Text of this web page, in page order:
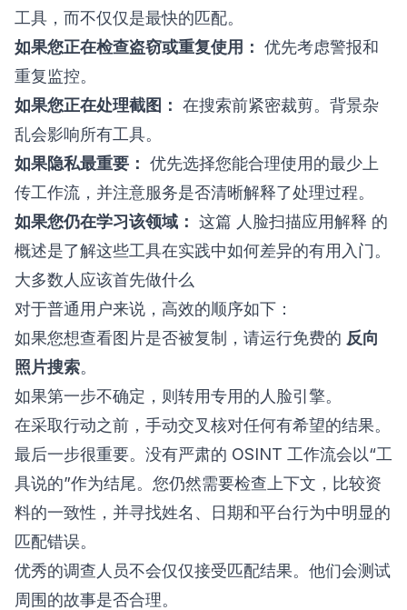
工具，而不仅仅是最快的匹配。
如果您正在检查盗窃或重复使用： 优先考虑警报和
重复监控。
如果您正在处理截图： 在搜索前紧密裁剪。背景杂
乱会影响所有工具。
如果隐私最重要： 优先选择您能合理使用的最少上
传工作流，并注意服务是否清晰解释了处理过程。
如果您仍在学习该领域： 这篇 人脸扫描应用解释 的
概述是了解这些工具在实践中如何差异的有用入门。
大多数人应该首先做什么
对于普通用户来说，高效的顺序如下：
如果您想查看图片是否被复制，请运行免费的 反向
照片搜索。
如果第一步不确定，则转用专用的人脸引擎。
在采取行动之前，手动交叉核对任何有希望的结果。
最后一步很重要。没有严肃的 OSINT 工作流会以“工
具说的”作为结尾。您仍然需要检查上下文，比较资
料的一致性，并寻找姓名、日期和平台行为中明显的
匹配错误。
优秀的调查人员不会仅仅接受匹配结果。他们会测试
周围的故事是否合理。